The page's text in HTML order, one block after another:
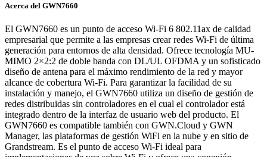
Acerca del GWN7660
El GWN7660 es un punto de acceso Wi-Fi 6 802.11ax de calidad
empresarial que permite a las empresas crear redes Wi-Fi de última
generación para entornos de alta densidad. Ofrece tecnología MU-
MIMO 2×2:2 de doble banda con DL/UL OFDMA y un sofisticado
diseño de antena para el máximo rendimiento de la red y mayor
alcance de cobertura Wi-Fi. Para garantizar la facilidad de su
instalación y manejo, el GWN7660 utiliza un diseño de gestión de
redes distribuidas sin controladores en el cual el controlador está
integrado dentro de la interfaz de usuario web del producto. El
GWN7660 es compatible también con GWN.Cloud y GWN
Manager, las plataformas de gestión WiFi en la nube y en sitio de
Grandstream. Es el punto de acceso Wi-Fi ideal para